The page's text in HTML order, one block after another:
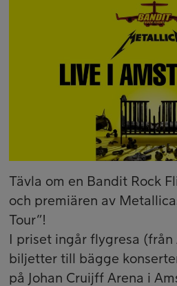
Tävla om en Bandit Rock
och premiären av
Tour”!
I priset ingår flygresa
biljetter till bägge
på Johan Cruijff Arena i